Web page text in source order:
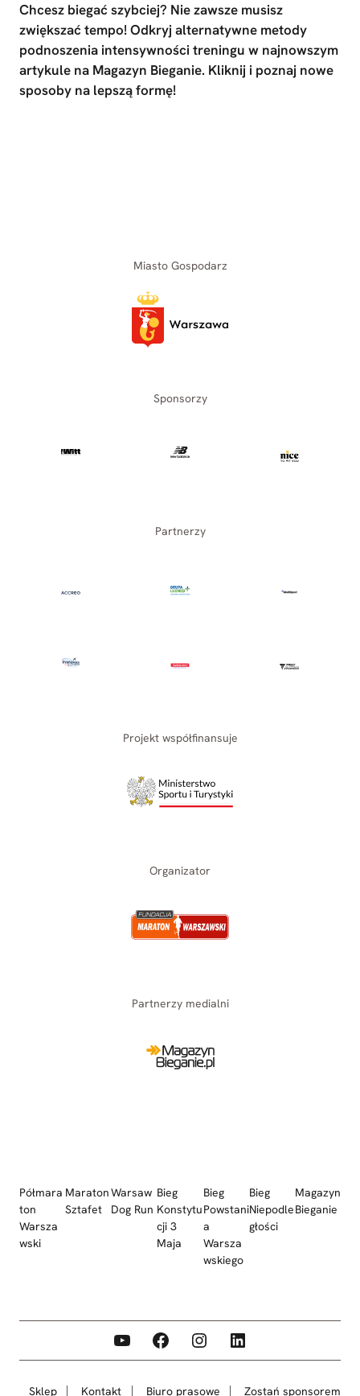
Chcesz biegać szybciej? Nie zawsze musisz
zwiększać tempo! Odkryj alternatywne metody
podnoszenia intensywności treningu w najnowszym
artykule na Magazyn Bieganie. Kliknij i poznaj nowe
sposoby na lepszą formę!
Miasto Gospodarz
Sponsorzy
Partnerzy
Projekt współfinansuje
Organizator
Partnerzy medialni
Półmara
ton
Warsza
wski
Maraton
Sztafet
Warsaw
Dog Run
Bieg
Konstytu
cji 3
Maja
Bieg
Powstani
a
Warsza
wskiego
Bieg
Niepodle
głości
Magazyn
Bieganie
YouTube Facebook Instagram LinkedIn
Sklep Kontakt Biuro prasowe Zostań sponsorem